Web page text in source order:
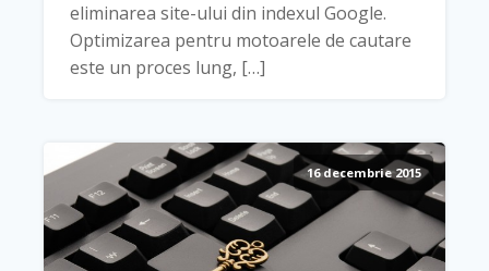
eliminarea site-ului din indexul Google.
Optimizarea pentru motoarele de cautare
este un proces lung, […]
16 decembrie 2015